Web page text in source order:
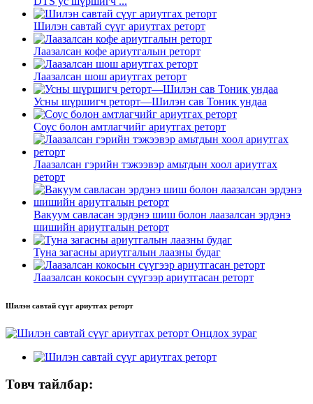
Шилэн савтай сүүг ариутгах реторт
Лаазалсан кофе ариутгалын реторт
Лаазалсан шош ариутгах реторт
Усны шүршигч реторт—Шилэн сав Тоник ундаа
Соус болон амтлагчийг ариутгах реторт
Лаазалсан гэрийн тэжээвэр амьтдын хоол ариутгах
реторт
Вакуум савласан эрдэнэ шиш болон лаазалсан эрдэнэ
шишийн ариутгалын реторт
Туна загасны ариутгалын лаазны будаг
Лаазалсан кокосын сүүгээр ариутгасан реторт
Шилэн савтай сүүг ариутгах реторт
Товч тайлбар: